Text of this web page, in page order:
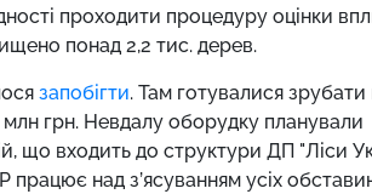
проходити процедуру оцінки
понад 2,2 тис. дерев.
запобігти. Там готувалися
грн. Невдалу оборудку планували
що входить до структури ДП "Ліси
працює над з’ясуванням усіх